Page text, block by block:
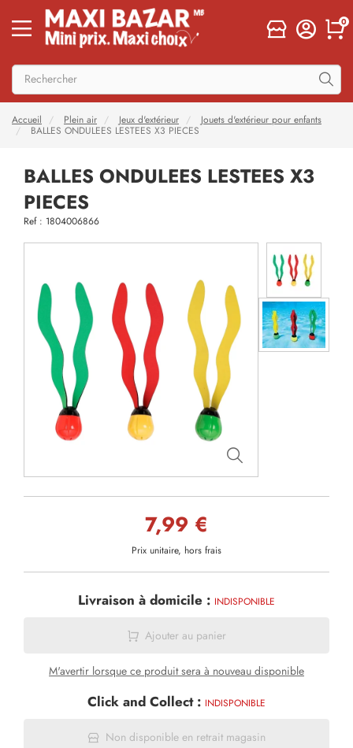
0
Accueil Plein air Jeux d'extérieur
Jouets d'extérieur pour enfants
BALLES ONDULEES LESTEES X3 PIECES
BALLES ONDULEES LESTEES X3
PIECES
Ref : 1804006866
7,99 €
Prix unitaire, hors frais
Livraison à domicile : INDISPONIBLE
Ajouter au panier
M'avertir lorsque ce produit sera à nouveau disponible
Click and Collect : INDISPONIBLE
Non disponible en retrait magasin